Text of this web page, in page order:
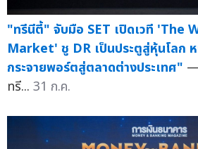
"ทรีนีตี้" จับมือ SET เปิดเวที 'The
Market' ชู DR เป็นประตูสู่หุ้นโลก
กระจายพอร์ตสู่ตลาดต่างประเทศ"
ทรี... 31 ก.ค.